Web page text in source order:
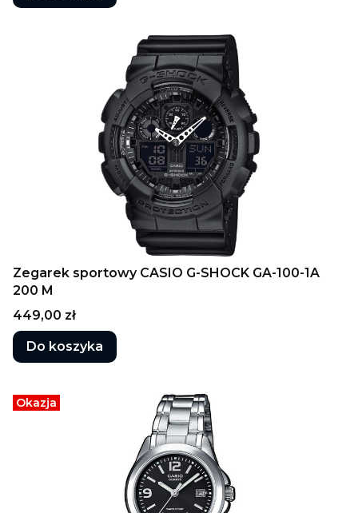
Zegarek sportowy CASIO G-SHOCK GA-100-1A
200 M
Cena
449,00 zł
Do koszyka
Okazja